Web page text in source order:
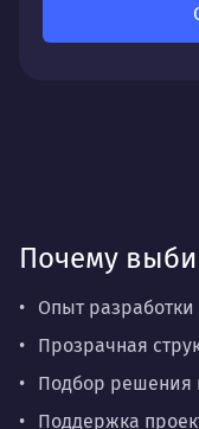
Почему
Опыт
Прозрачная
Подбор решения
Поддержка